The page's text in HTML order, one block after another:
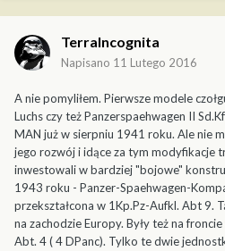
TerraIncognita
Napisano 11 Lutego 2016
A nie pomyliłem. Pierwsze modele
Luchs czy też Panzerspaehwagen II
MAN już w sierpniu 1941 roku. Ale nie
jego rozwój i idące za tym modyfikacje
inwestowali w bardziej "bojowe"
1943 roku - Panzer-Spaehwagen-
przekształcona w 1Kp.Pz-Aufkl. Abt 9.
na zachodzie Europy. Były też na
Abt. 4 ( 4 DPanc). Tylko te dwie